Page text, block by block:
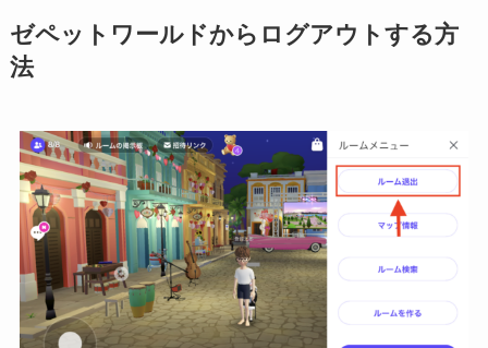
ゼペットワールドからログアウトする方
法